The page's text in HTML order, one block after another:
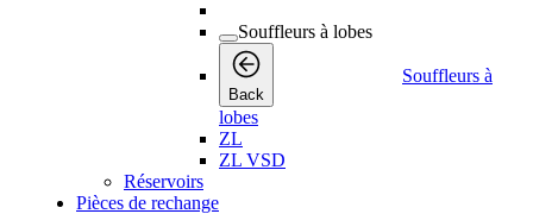
Souffleurs à lobes
Back
Souffleurs à
lobes
ZL
ZL VSD
Réservoirs
Pièces de rechange